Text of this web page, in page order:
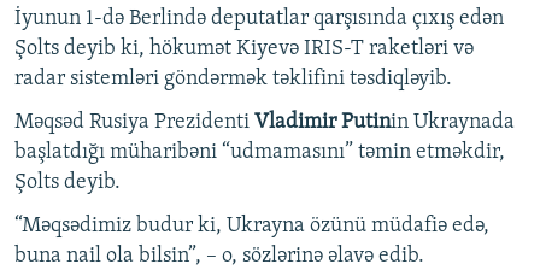
İyunun 1-də Berlində deputatlar qarşısında çıxış edən
Şolts deyib ki, hökumət Kiyevə IRIS-T raketləri və
radar sistemləri göndərmək təklifini təsdiqləyib.
Məqsəd Rusiya Prezidenti Vladimir Putinin Ukraynada
başlatdığı müharibəni “udmamasını” təmin etməkdir,
Şolts deyib.
“Məqsədimiz budur ki, Ukrayna özünü müdafiə edə,
buna nail ola bilsin”, – o, sözlərinə əlavə edib.